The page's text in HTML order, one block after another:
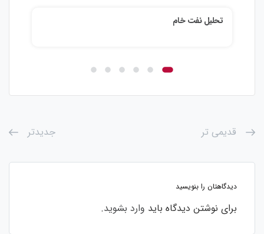
تحلیل نقره
قدیمی تر جدیدتر
دیدگاهتان را بنویسید
برای نوشتن دیدگاه باید وارد بشوید.